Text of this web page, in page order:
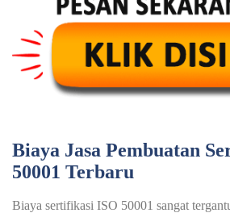
Biaya Jasa Pembuatan
50001 Terbaru
Biaya sertifikasi ISO 50001 sangat